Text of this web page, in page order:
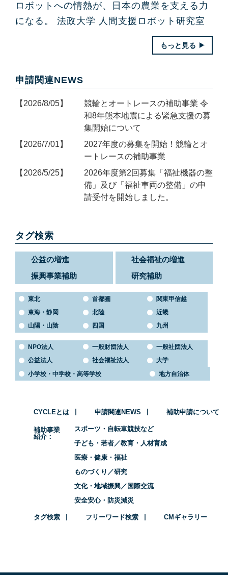
ロボットへの情熱が、日本の農業を支える力
になる。 法政大学 人間支援ロボット研究室
もっと見る
申請関連NEWS
2026/8/05
競輪とオートレースの補助事業 令
和8年熊本地震による緊急支援の募
集開始について
2026/7/01
2027年度の募集を開始！競輪とオ
ートレースの補助事業
2026/5/25
2026年度第2回募集「福祉機器の整
備」及び「福祉車両の整備」の申
請受付を開始しました。
タグ検索
公益の増進
社会福祉の増進
振興事業補助
研究補助
東北 首都圏
関東甲信越
東海・静岡
北陸
近畿
山陽・山陰
四国 九州
NPO法人 一般財団法人
一般社団法人
公益法人
社会福祉法人
大学
小学校・中学校・高等学校
地方自治体
CYCLEとは 申請関連NEWS 補助申請について
補助事業
紹介
スポーツ・自転車競技など
子ども・若者／教育・人材育成
医療・健康・福祉
ものづくり／研究
文化・地域振興／国際交流
安全安心・防災減災
タグ検索 フリーワード検索 CMギャラリー